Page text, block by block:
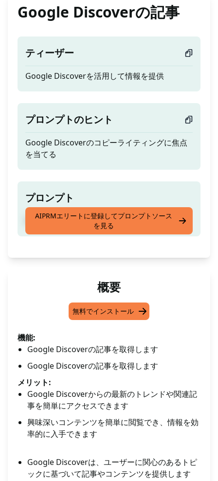
Google Discoverの記事
ティーザー
Google Discoverを活用して情報を提供
プロンプトのヒント
Google Discoverのコピーライティングに焦点
を当てる
プロンプト
Google Discoverを活用して情報を提供
AIPRMエリートに登録してプロンプトソース
を見る
概要
無料でインストール
機能:
Google Discoverの記事を取得します
Google Discoverの記事を取得します
メリット:
Google Discoverからの最新のトレンドや関連記
事を簡単にアクセスできます
興味深いコンテンツを簡単に閲覧でき、情報を効
率的に入手できます
Google Discoverは、ユーザーに関心のあるトピ
ックに基づいて記事やコンテンツを提供します